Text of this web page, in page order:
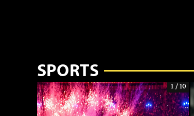
SPORTS
1 / 10